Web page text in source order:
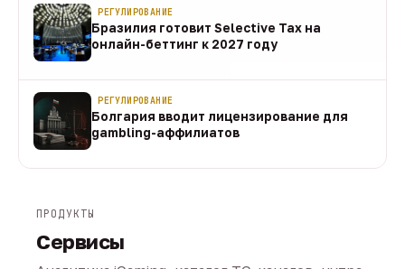
РЕГУЛИРОВАНИЕ
Бразилия готовит Selective Tax на
онлайн-беттинг к 2027 году
РЕГУЛИРОВАНИЕ
Болгария вводит лицензирование для
gambling-аффилиатов
ПРОДУКТЫ
Сервисы